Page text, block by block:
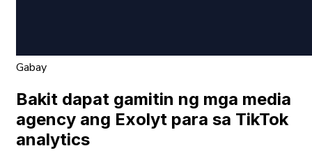
Gabay
Bakit dapat gamitin ng mga media
agency ang Exolyt para sa TikTok
analytics